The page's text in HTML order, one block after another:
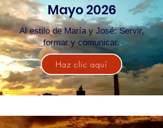
Mayo 2026
Al estilo de María y José: Servir,
formar y comunicar.
Haz clic aquí